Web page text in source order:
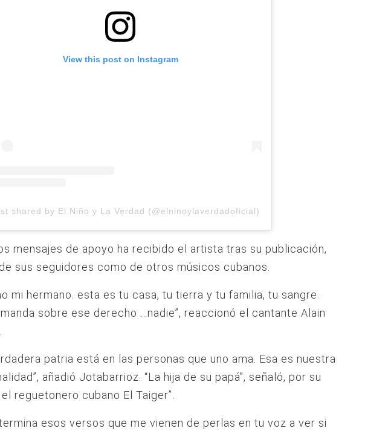
View this post on Instagram
shared by El Niño y La Verdad (@elninoylaverdadoficial)
mensajes de apoyo ha recibido el artista tras su publicación,
sus seguidores como de otros músicos cubanos.
mi hermano. esta es tu casa, tu tierra y tu familia, tu sangre.
manda sobre ese derecho …nadie”, reaccionó el cantante Alain
patria está en las personas que uno ama. Esa es nuestra
añadió Jotabarrioz. “La hija de su papá”, señaló, por su
reguetonero cubano El Taiger”.
esos versos que me vienen de perlas en tu voz a ver si